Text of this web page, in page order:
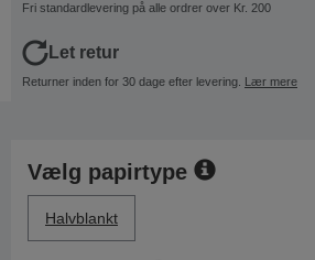
Fri standardlevering på alle ordrer over Kr. 200
Let retur
Returner inden for 30 dage efter levering. Lær mere
Vælg papirtype
Halvblankt